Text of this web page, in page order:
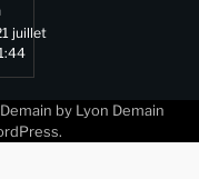
juillet
Demain by Lyon Demain
.